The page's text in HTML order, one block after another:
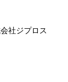
社ジプロス